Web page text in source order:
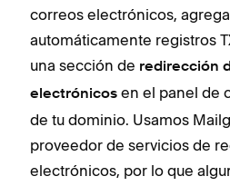
correos electrónicos,
automáticamente registros
una sección de redirección
electrónicos en el panel de
de tu dominio. Usamos
proveedor de servicios de
electrónicos, por lo que